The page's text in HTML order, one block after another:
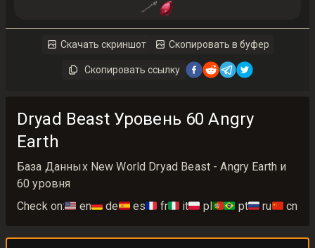
Скачать скриншот Скопировать в буфер
Скопировать ссылку
Dryad Beast Уровень 60 Angry
Earth
База Данных New World Dryad Beast - Angry Earth и
60 уровня
Check on:🇺🇸 en🇩🇪 de🇪🇸 es🇫🇷 fr🇮🇹 it🇵🇱 pl🇵🇹🇧🇷 pt🇷🇺 ru🇨🇳 cn